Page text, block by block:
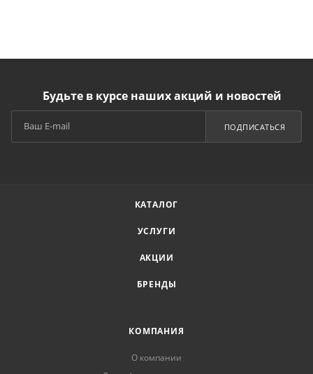
Будьте в курсе наших акций и новостей
ПОДПИСАТЬСЯ
КАТАЛОГ
УСЛУГИ
АКЦИИ
БРЕНДЫ
КОМПАНИЯ
О компании